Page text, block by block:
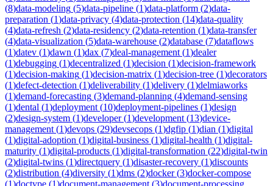
(8)data-modeling (5)data-pipeline (1)data-platform (2)data-
preparation (1)data-privacy (4)data-protection (14)data-quality
(4)data-refresh (2)data-residency (2)data-retention (1)data-transfer
(4)data-visualization (5)data-warehouse (2)database (7)dataflows
(1)datev (1)dawn (1)dax (7)deal-management (1)dealer
(1)debugging (1)decentralized (1)decision (1)decision-framework
(1)decision-making (1)decision-matrix (1)decision-tree (1)decorators
(1)defect-detection (1)deliverability (1)delivery (1)delmiaworks
(1)demand-forecasting (3)demand-planning (4)demand-sensing
(1)dental (1)deployment (10)deployment-pipelines (1)design
(2)design-system (1)developer(1)development (13)device-
management (1)devops (29)devsecops (1)dgfip (1)dian (1)digital
(1)digital-adoption (1)digital-business (1)digital-health (1)digital-
maturity (1)digital-products (1)digital-transformation (22)digital-twin
(2)digital-twins (1)directquery (1)disaster-recovery (1)discounts
(2)distribution (4)diversity (1)dms (2)docker(3)docker-compose
(1)doctype (1)document-management (3)document-processing